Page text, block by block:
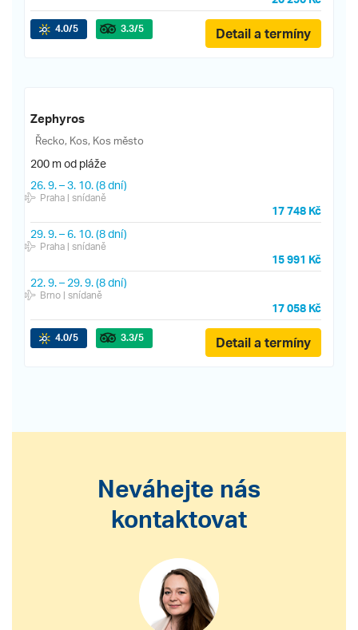
4.0/5 3.3/5 Detail a termíny
Zephyros
Řecko, Kos, Kos město
200 m od pláže
26. 9.–3. 10.(8 dní)
Praha| snídaně
17 748 Kč
29. 9.–6. 10.(8 dní)
Praha| snídaně
15 991 Kč
22. 9.– 29. 9.(8 dní)
Brno| snídaně
17 058 Kč
4.0/5 3.3/5 Detail a termíny
Neváhejte nás
kontaktovat